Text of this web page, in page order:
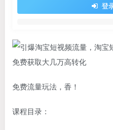
登
免费流量玩法，香！
课程目录：